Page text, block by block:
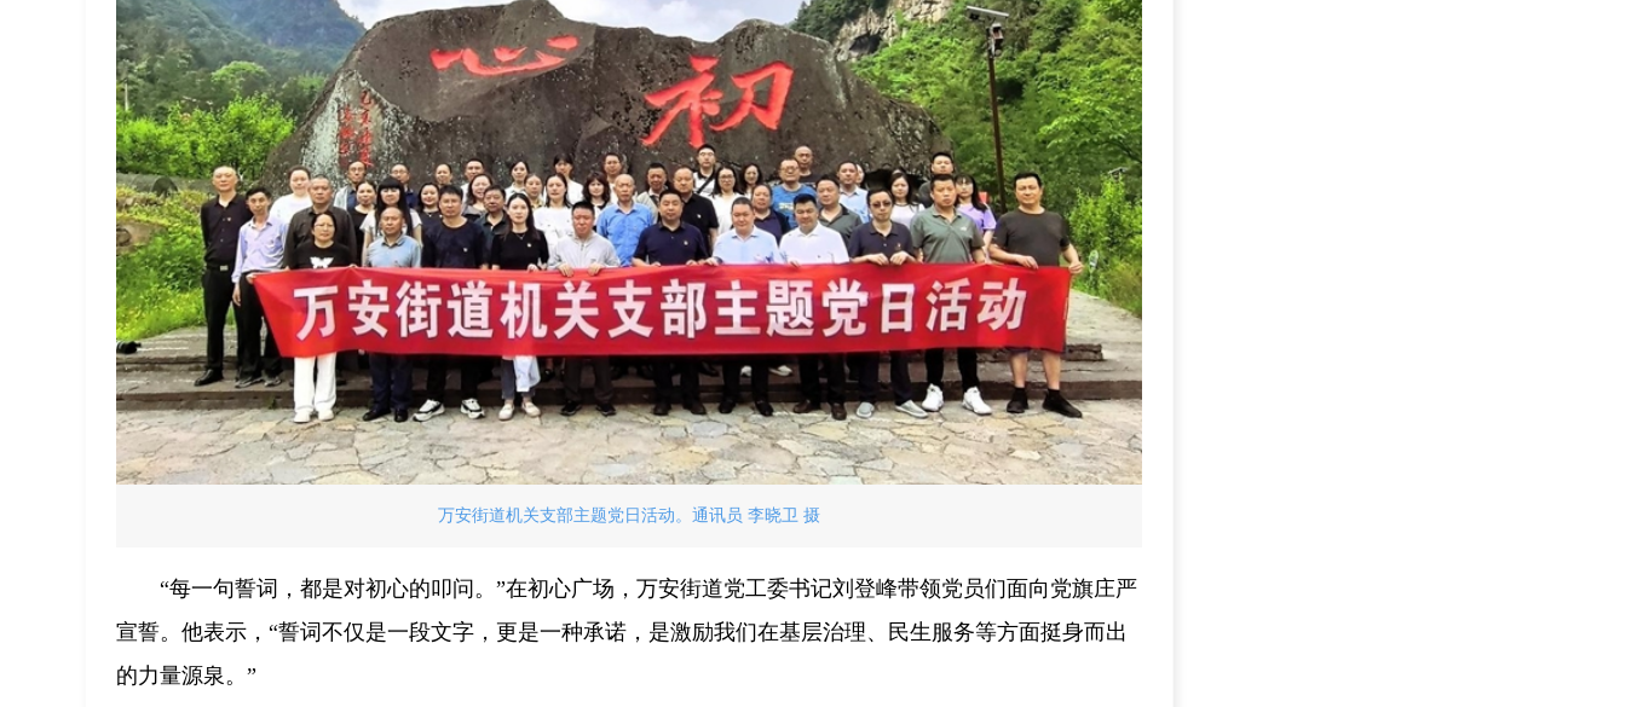
万安街道机关支部主题党日活动。通讯员 李晓卫 摄
“每一句誓词，都是对初心的叩问。”在初心广场，万安街道党工委书记刘登峰带领党员们面向党旗庄严
宣誓。他表示，“誓词不仅是一段文字，更是一种承诺，是激励我们在基层治理、民生服务等方面挺身而出
的力量源泉。”